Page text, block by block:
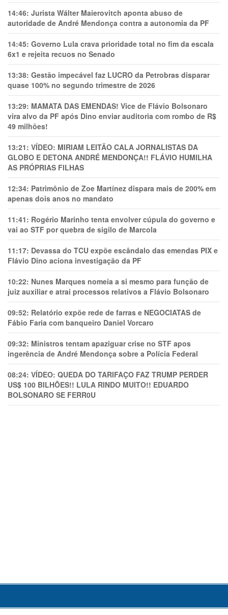
14:46: Jurista Wálter Maierovitch aponta abuso de
autoridade de André Mendonça contra a autonomia da PF
14:45: Governo Lula crava prioridade total no fim da escala
6x1 e rejeita recuos no Senado
13:38: Gestão impecável faz LUCRO da Petrobras disparar
quase 100% no segundo trimestre de 2026
13:29: MAMATA DAS EMENDAS! Vice de Flávio Bolsonaro
vira alvo da PF após Dino enviar auditoria com rombo de R$
49 milhões!
13:21: VÍDEO: MIRIAM LEITÃO CALA JORNALISTAS DA
GLOBO E DETONA ANDRÉ MENDONÇA!! FLÁVIO HUMILHA
AS PRÓPRIAS FILHAS
12:34: Patrimônio de Zoe Martínez dispara mais de 200% em
apenas dois anos no mandato
11:41: Rogério Marinho tenta envolver cúpula do governo e
vai ao STF por quebra de sigilo de Marcola
11:17: Devassa do TCU expõe escândalo das emendas PIX e
Flávio Dino aciona investigação da PF
10:22: Nunes Marques nomeia a si mesmo para função de
juiz auxiliar e atrai processos relativos a Flávio Bolsonaro
09:52: Relatório expõe rede de farras e NEGOCIATAS de
Fábio Faria com banqueiro Daniel Vorcaro
09:32: Ministros tentam apaziguar crise no STF apos
ingerência de André Mendonça sobre a Polícia Federal
08:24: VÍDEO: QUEDA DO TARIFAÇO FAZ TRUMP PERDER
US$ 100 BILHÕES!! LULA RINDO MUITO!! EDUARDO
BOLSONARO SE FERR0U